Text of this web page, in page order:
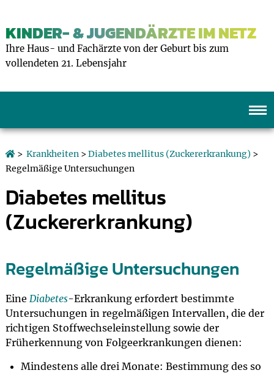
KINDER- & JUGENDÄRZTE IM NETZ
Ihre Haus- und Fachärzte von der Geburt bis zum
vollendeten 21. Lebensjahr
> Krankheiten>Diabetes mellitus (Zuckererkrankung) >
Regelmäßige Untersuchungen
Diabetes mellitus
(Zuckererkrankung)
Regelmäßige Untersuchungen
Eine Diabetes-Erkrankung erfordert bestimmte
Untersuchungen in regelmäßigen Intervallen, die der
richtigen Stoffwechseleinstellung sowie der
Früherkennung von Folgeerkrankungen dienen:
Mindestens alle drei Monate: Bestimmung des so